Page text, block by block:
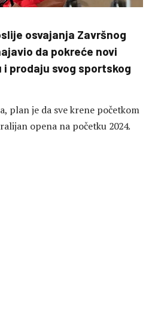
osvajanja Završnog
da pokreće novi
prodaju svog sportskog
plan je da sve krene početkom
opena na početku 2024.